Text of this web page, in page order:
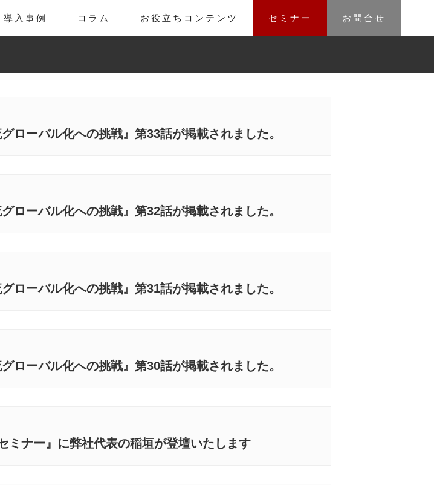
導入事例 コラム お役立ちコンテンツ セミナー お問合せ
ローバル化への挑戦』第33話が掲載されました。
ローバル化への挑戦』第32話が掲載されました。
ローバル化への挑戦』第31話が掲載されました。
ローバル化への挑戦』第30話が掲載されました。
ミナー』に弊社代表の稲垣が登壇いたします